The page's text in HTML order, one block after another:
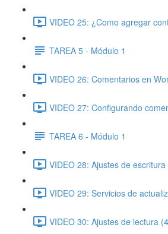
VIDEO 25: ¿Como agregar
TAREA 5 - Módulo 1
VIDEO 26: Comentarios en
VIDEO 27: Configurando
TAREA 6 - Módulo 1
VIDEO 28: Ajustes de
VIDEO 29: Servicios de
VIDEO 30: Ajustes de lectura